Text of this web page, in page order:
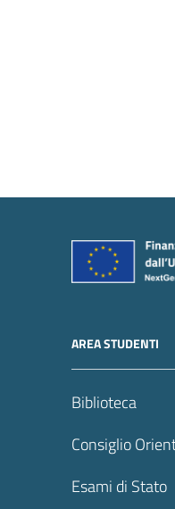
AREA STUDENTI
Biblioteca
Consiglio
Esami di Stato